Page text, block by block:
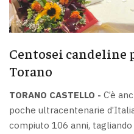
Centosei candeline
Torano
TORANO CASTELLO - C’è
poche ultracentenarie
compiuto 106 anni,